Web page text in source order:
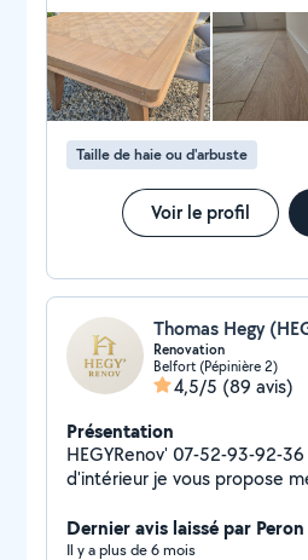
précis et avec outillage
Taille de haie ou d'arbuste
Voir le profil
Thomas Hegy
Renovation
Belfort (Pépinière 2)
4,5/5 (89 avis)
Présentation
HEGYRenov' 07-52-93-92-36 Spécialiste en rénovation
d'intérieur je vous propose
et grosse demolition
fenetre, veranda, cuisine
Dernier avis laissé par
Il y a plus de 6 mois